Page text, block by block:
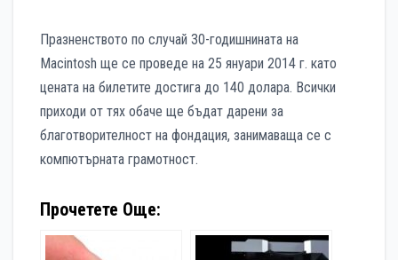
Празненството по случай 30-годишнината на
Macintosh ще се проведе на 25 януари 2014 г. като
цената на билетите достига до 140 долара. Всички
приходи от тях обаче ще бъдат дарени за
благотворителност на фондация, занимаваща се с
компютърната грамотност.
Прочетете Още: